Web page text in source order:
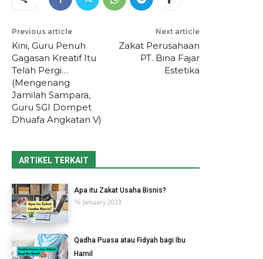
Previous article
Kini, Guru Penuh
Gagasan Kreatif Itu
Telah Pergi…
(Mengenang
Jamilah Sampara,
Guru SGI Dompet
Dhuafa Angkatan V)
Next article
Zakat Perusahaan
PT. Bina Fajar
Estetika
ARTIKEL TERKAIT
Apa itu Zakat Usaha Bisnis?
16 January 2023
Qadha Puasa atau Fidyah bagi Ibu
Hamil